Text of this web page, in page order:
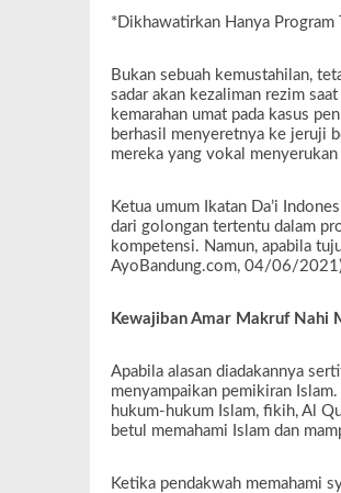
*Dikhawatirkan Hanya Program
Bukan sebuah kemustahilan,
sadar akan kezaliman rezim
kemarahan umat pada kasus
berhasil menyeretnya ke jeruji
mereka yang vokal
Ketua umum Ikatan Da’i
dari golongan tertentu dalam
kompetensi. Namun, apabila
AyoBandung.com, 04/06/
Kewajiban Amar Makruf Nahi
Apabila alasan diadakannya
menyampaikan pemikiran
hukum-hukum Islam, fikih, Al
betul memahami Islam dan
Ketika pendakwah memahami